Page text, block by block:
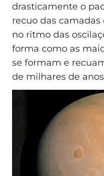
drasticamente o
recuo das camadas
no ritmo das
forma como as
se formam e
de milhares de